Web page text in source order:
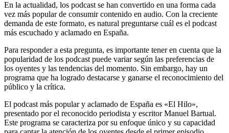
En la actualidad, los podcast se han convertido en una forma cada
vez más popular de consumir contenido en audio. Con la creciente
demanda de este formato, es natural preguntarse cuál es el podcast
más escuchado y aclamado en España.
Para responder a esta pregunta, es importante tener en cuenta que la
popularidad de los podcast puede variar según las preferencias de
los oyentes y las tendencias del momento. Sin embargo, hay un
programa que ha logrado destacarse y ganarse el reconocimiento del
público y la crítica.
El podcast más popular y aclamado de España es «El Hilo»,
presentado por el reconocido periodista y escritor Manuel Bartual.
Este programa se caracteriza por su enfoque único y su capacidad